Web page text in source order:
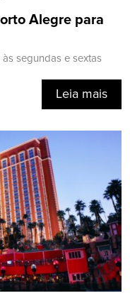
Alegre para
segundas e sextas
Leia mais